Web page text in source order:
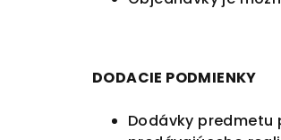
DODACIE PODMIENKY
Dodávky